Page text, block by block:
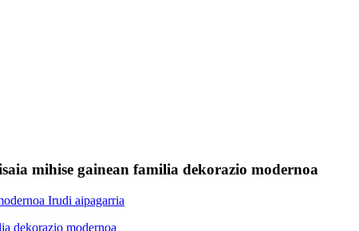
mihise gainean familia dekorazio modernoa